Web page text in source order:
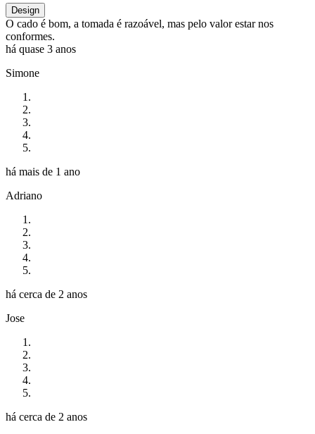
Design
O cado é bom, a tomada é razoável, mas pelo valor estar nos
conformes.
há quase 3 anos
Simone
há mais de 1 ano
Adriano
há cerca de 2 anos
Jose
há cerca de 2 anos